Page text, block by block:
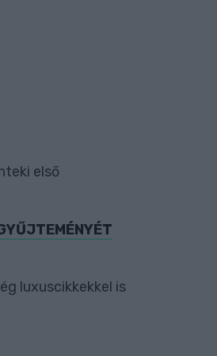
első
luxuscikkekkel is